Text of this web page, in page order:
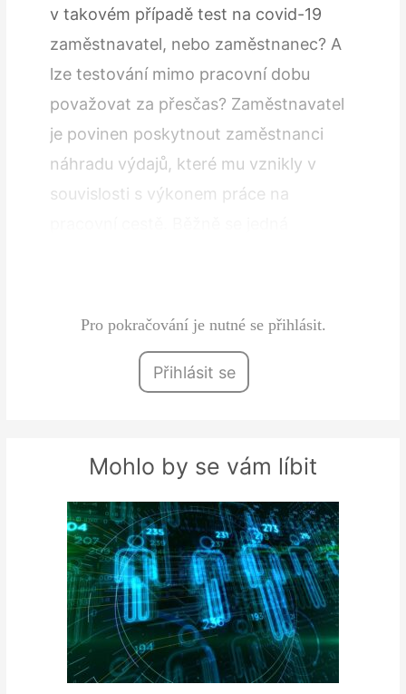
v takovém případě test na covid-19
zaměstnavatel, nebo zaměstnanec? A
lze testování mimo pracovní dobu
považovat za přesčas? Zaměstnavatel
je povinen poskytnout zaměstnanci
náhradu výdajů, které mu vznikly v
souvislosti s výkonem práce na
Pro pokračování je nutné se přihlásit.
Přihlásit se
Mohlo by se vám líbit